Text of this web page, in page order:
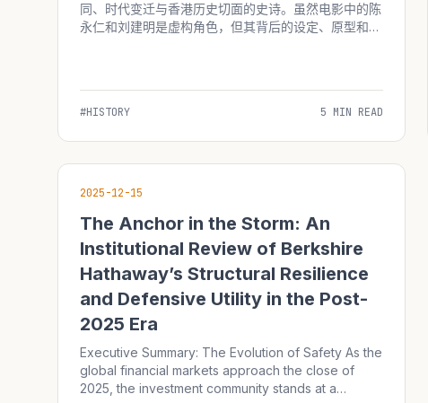
同、时代变迁与香港历史切面的史诗。虽然电影中的陈
永仁和刘建明是虚构角色，但其背后的设定、原型和细
#HISTORY 5 MIN READ
2025-12-15
The Anchor in the Storm: An
Institutional Review of Berkshire
Hathaway’s Structural Resilience
and Defensive Utility in the Post-
2025 Era
Executive Summary: The Evolution of Safety As the
global financial markets approach the close of
2025, the investment community stands at a